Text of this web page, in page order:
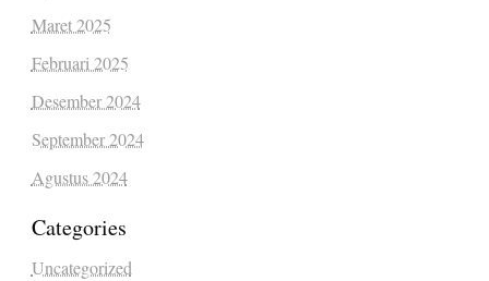
Maret 2025
Februari 2025
Desember 2024
September 2024
Agustus 2024
Categories
Uncategorized